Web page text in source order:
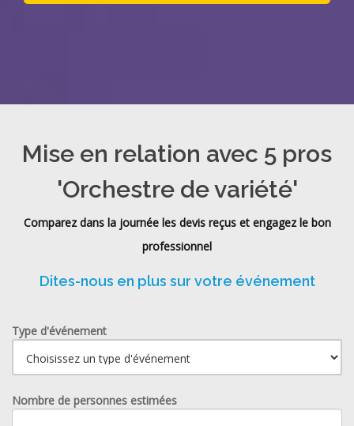
Mise en relation avec 5 pros
'Orchestre de variété'
Comparez dans la journée les devis reçus et engagez le bon
professionnel
Dites-nous en plus sur votre événement
Type d'événement
Nombre de personnes estimées